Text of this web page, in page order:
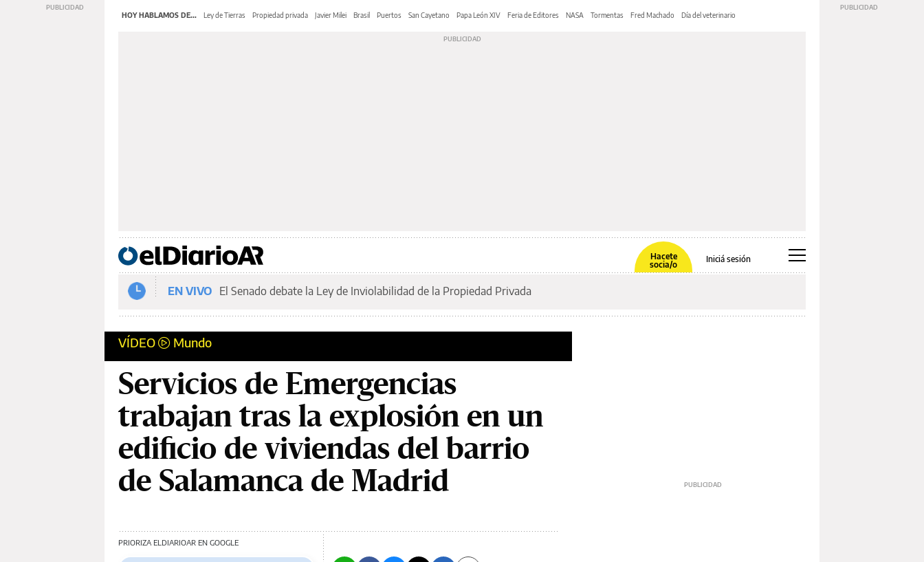
HOY HABLAMOS DE... Ley de Tierras Propiedad privada Javier Milei Brasil Puertos San Cayetano Papa León XIV Feria de Editores NASA Tormentas Fred Machado Día del veterinario
Hacete
socia/o
Iniciá sesión
EN VIVO El Senado debate la Ley de Inviolabilidad de la Propiedad Privada
VÍDEO Mundo
Servicios de Emergencias
trabajan tras la explosión en un
edificio de viviendas del barrio
de Salamanca de Madrid
PRIORIZA ELDIARIOAR EN GOOGLE